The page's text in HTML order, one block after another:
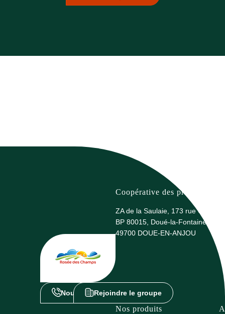
Nous contacterRejoindre le groupe
Coopérative des producteurs
ZA de la Saulaie, 173 rue G. Eiffel
BP 80015, Doué-la-Fontaine
49700 DOUE-EN-ANJOU
Nos produits